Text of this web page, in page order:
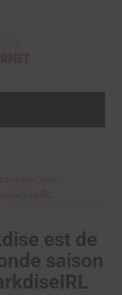
est de
saison